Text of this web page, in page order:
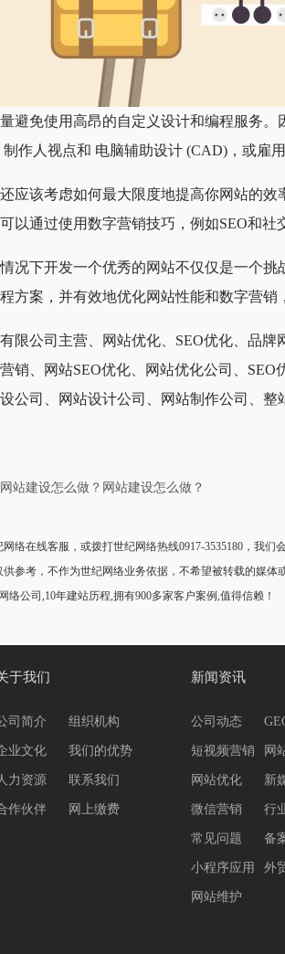
避免使用高昂的自定义设计和编程服务
作人视点和 电脑辅助设计 (CAD)，或雇
应该考虑如何最大限度地提高你网站的
以通过使用数字营销技巧，例如SEO和
况下开发一个优秀的网站不仅仅是一个
方案，并有效地优化网站性能和数字营销
限公司主营、网站优化、SEO优化、品
销、网站SEO优化、网站优化公司、
公司、网站设计公司、网站制作公司、整
站建设怎么做？网站建设怎么做？
络在线客服，或拨打世纪网络热线0917-3535180，我们
考，不作为世纪网络业务依据，不希望被转载的媒体
公司,10年建站历程,拥有900多家客户案例,值得信赖！
于我们
司简介 组织机构
业文化 我们的优势
力资源 联系我们
作伙伴 网上缴费
新闻资讯
公司动态
短视频营销 网
网站优化 新
微信营销 行
常见问题 备
小程序应用 外
网站维护